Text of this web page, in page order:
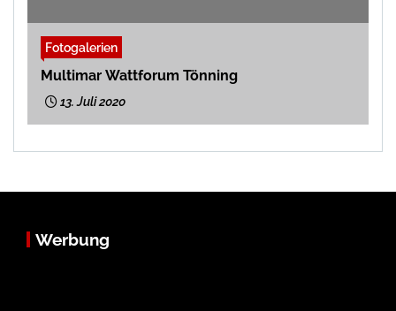
Fotogalerien
Multimar Wattforum Tönning
13. Juli 2020
Werbung